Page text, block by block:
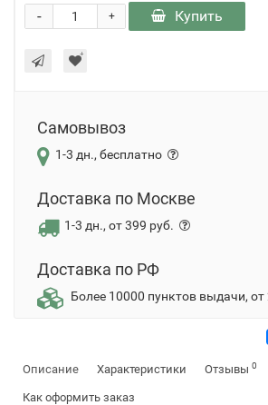
+
- Купить
Самовывоз
1-3 дн., бесплатно
Доставка по Москве
1-3 дн., от 399 руб.
Доставка по РФ
Более 10000 пунктов выдачи, от
Описание Характеристики Отзывы 0
Как оформить заказ